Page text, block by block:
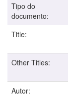
Tipo do
documento:
Title:
Other Titles:
Autor: